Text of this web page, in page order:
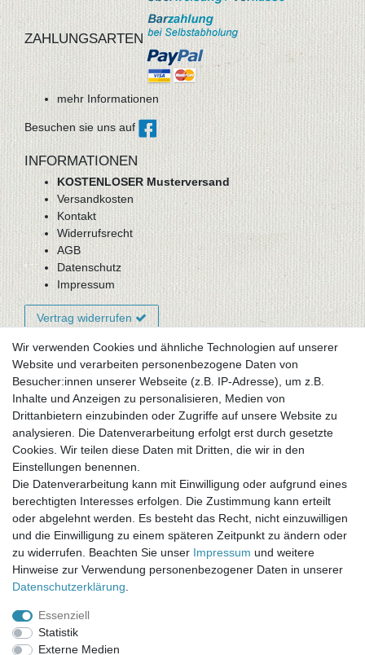
ZAHLUNGSARTEN
mehr Informationen
Besuchen sie uns auf
INFORMATIONEN
KOSTENLOSER Musterversand
Versandkosten
Kontakt
Widerrufsrecht
AGB
Datenschutz
Impressum
Vertrag widerrufen
Newsletter-Anmeldung
FAQ / Fragen
Mein Warenkorb
Mein Merkzettel
Mein Konto
UNSER LADENGESCHÄFT
Gottlieb-Daimler-Str. 10
33334 Gütersloh
ÖFFNUNGSZEITEN
Montag - Dienstag: 8.00 - 18.00 Uhr, Mittwoch Ruhetag,
Donnerstag: 8.00 - 18.00 Uhr, Freitag 8.00 - 14.00 Uhr
KUNDENSERVICE
Telefon: (05241) 403 22 38
Wir verwenden Cookies und ähnliche Technologien auf unserer
Website und verarbeiten personenbezogene Daten von
Besucher:innen unserer Webseite (z.B. IP-Adresse), um z.B.
Inhalte und Anzeigen zu personalisieren, Medien von
Drittanbietern einzubinden oder Zugriffe auf unsere Website zu
analysieren. Die Datenverarbeitung erfolgt erst durch gesetzte
Cookies. Wir teilen diese Daten mit Dritten, die wir in den
Einstellungen benennen.
Die Datenverarbeitung kann mit Einwilligung oder aufgrund eines
berechtigten Interesses erfolgen. Die Zustimmung kann erteilt
oder abgelehnt werden. Es besteht das Recht, nicht einzuwilligen
und die Einwilligung zu einem späteren Zeitpunkt zu ändern oder
zu widerrufen. Beachten Sie unser Impressum und weitere
Hinweise zur Verwendung personenbezogener Daten in unserer
Daten­schutz­erklärung
Essenziell
Statistik
Externe Medien